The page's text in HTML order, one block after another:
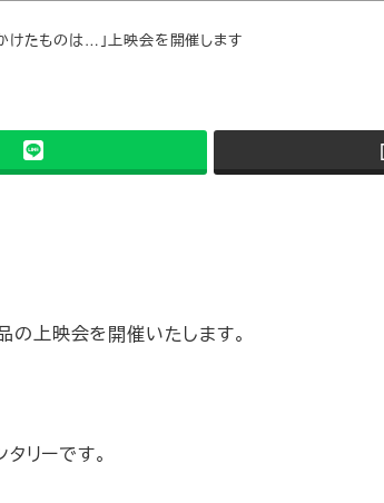
けたものは…」上映会を開催します
の上映会を開催いたします。
リーです。